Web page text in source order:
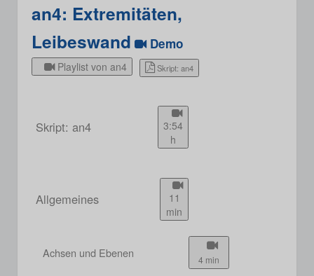
an4: Extremitäten,
Leibeswand
Demo
Playlist von an4 Skript: an4
Skript: an4
3:54
h
Allgemeines
11
min
Achsen und Ebenen 4 min